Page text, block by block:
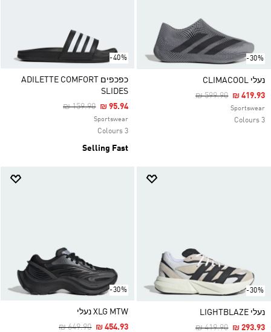
-30%
נעלי CLIMACOOL
Price Reduced From
₪ 599.90To₪ 419.93
Sportswear
3 Colours
-40%
כפכפים ADILETTE COMFORT
SLIDES
Price Reduced From
₪ 159.90To₪ 95.94
Sportswear
3 Colours
Selling Fast
-30%
נעלי LIGHTBLAZE
Price Reduced From
₪ 419.90To₪ 293.93
-30%
XLG MTW נעלי
Price Reduced From
₪ 649.90To₪ 454.93